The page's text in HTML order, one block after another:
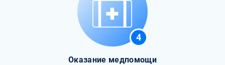
4
Оказание медпомощи